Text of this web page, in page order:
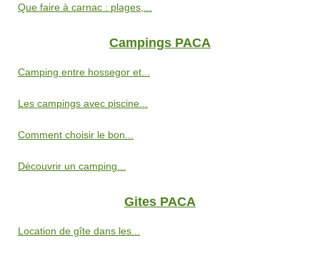
Que faire à carnac : plages,...
Campings PACA
Camping entre hossegor et...
Les campings avec piscine...
Comment choisir le bon...
Découvrir un camping...
Gites PACA
Location de gîte dans les...